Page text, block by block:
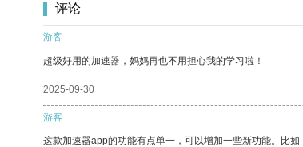
评论
游客
超级好用的加速器，妈妈再也不用担心我的学习啦！
2025-09-30
游客
这款加速器app的功能有点单一，可以增加一些新功能。比